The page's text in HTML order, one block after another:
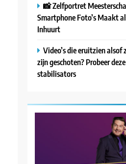
📸 Zelfportret
Smartphone Foto’s Maakt
Inhuurt
Video’s die eruitzien alsof
zijn geschoten? Probeer
stabilisators